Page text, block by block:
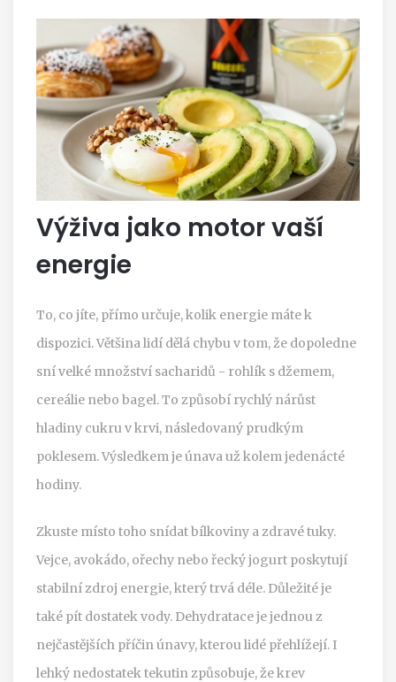
Výživa jako motor vaší
energie
To, co jíte, přímo určuje, kolik energie máte k
dispozici. Většina lidí dělá chybu v tom, že dopoledne
sní velké množství sacharidů - rohlík s džemem,
cereálie nebo bagel. To způsobí rychlý nárůst
hladiny cukru v krvi, následovaný prudkým
poklesem. Výsledkem je únava už kolem jedenácté
hodiny.
Zkuste místo toho snídat bílkoviny a zdravé tuky.
Vejce, avokádo, ořechy nebo řecký jogurt poskytují
stabilní zdroj energie, který trvá déle. Důležité je
také pít dostatek vody. Dehydratace je jednou z
nejčastějších příčin únavy, kterou lidé přehlížejí. I
lehký nedostatek tekutin způsobuje, že krev